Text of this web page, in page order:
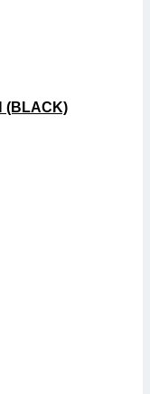
(BLACK)